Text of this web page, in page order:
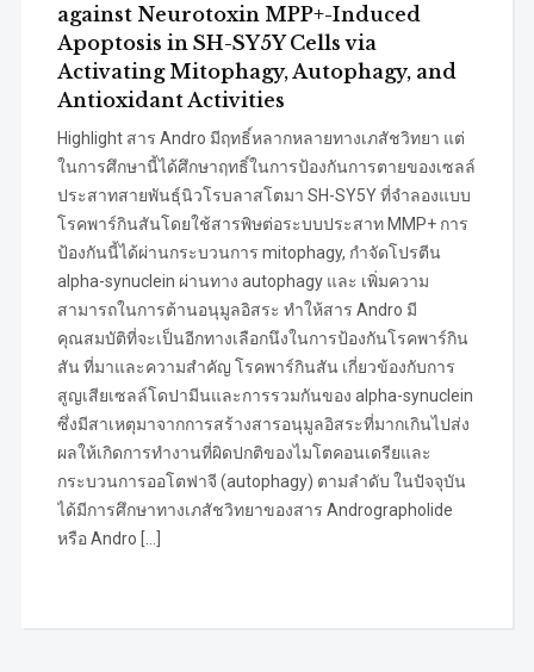
against Neurotoxin MPP+-Induced
Apoptosis in SH-SY5Y Cells via
Activating Mitophagy, Autophagy, and
Antioxidant Activities
Highlight สาร Andro มีฤทธิ์หลากหลายทางเภสัชวิทยา แต่
ในการศึกษานี้ได้ศึกษาฤทธิ์ในการป้องกันการตายของเซลล์
ประสาทสายพันธุ์นิวโรบลาสโตมา SH-SY5Y ที่จำลองแบบ
โรคพาร์กินสันโดยใช้สารพิษต่อระบบประสาท MMP+ การ
ป้องกันนี้ได้ผ่านกระบวนการ mitophagy, กำจัดโปรตีน
alpha-synuclein ผ่านทาง autophagy และ เพิ่มความ
สามารถในการต้านอนุมูลอิสระ ทำให้สาร Andro มี
คุณสมบัติที่จะเป็นอีกทางเลือกนึงในการป้องกันโรคพาร์กิน
สัน ที่มาและความสำคัญ โรคพาร์กินสัน เกี่ยวข้องกับการ
สูญเสียเซลล์โดปามีนและการรวมกันของ alpha-synuclein
ซึ่งมีสาเหตุมาจากการสร้างสารอนุมูลอิสระที่มากเกินไปส่ง
ผลให้เกิดการทำงานที่ผิดปกติของไมโตคอนเดรียและ
กระบวนการออโตฟาจี (autophagy) ตามลำดับ ในปัจจุบัน
ได้มีการศึกษาทางเภสัชวิทยาของสาร Andrographolide
หรือ Andro […]